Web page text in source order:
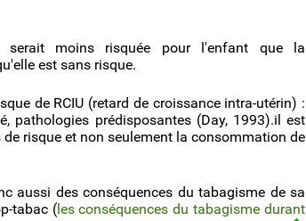
serait moins risquée pour l'enfant que la
est sans risque.
de RCIU (retard de croissance intra-utérin) :
pathologies prédisposantes (Day, 1993).il est
risque et non seulement la consommation de
aussi des conséquences du tabagisme de sa
tabac (les conséquences du tabagisme durant